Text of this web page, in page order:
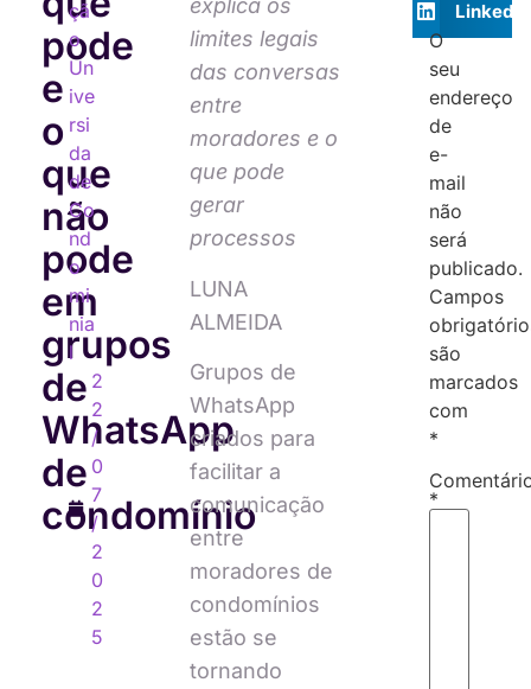
pode
e
o
que
não
pode
em
grupos
de
WhatsApp
de
condomínio
çã
o
Un
ive
rsi
da
de
Co
nd
o
mi
nia
l
2
2
/
0
7
/
2
0
2
5
explica os
limites legais
das conversas
entre
moradores e o
que pode
gerar
processos
LUNA
ALMEIDA
Grupos de
WhatsApp
criados para
facilitar a
comunicação
entre
moradores de
condomínios
estão se
tornando
LinkedIn
O
seu
endereço
de
e-
mail
não
será
publicado.
Campos
são
marcados
com
*
*